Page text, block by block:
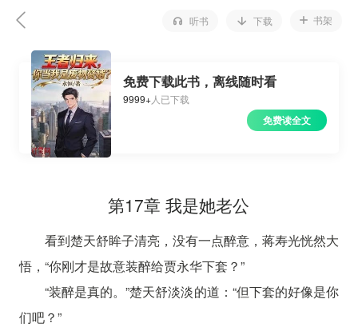
听书 下载 书架
免费下载此书，离线随时看
9999+人已下载
免费读全文
第17章 我是她老公
看到楚天舒眸子清亮，没有一点醉意，蒋寿光恍然大
悟，“你刚才是故意装醉给贾永华下套？”
“装醉是真的。”楚天舒淡淡的道：“但下套的好像是你
们吧？”